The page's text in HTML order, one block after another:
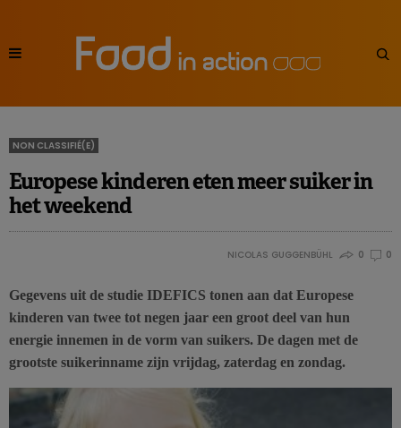
NON CLASSIFIÉ(E)
Europese kinderen eten meer suiker in
het weekend
NICOLAS GUGGENBÜHL 0 0
Gegevens uit de studie IDEFICS tonen aan dat Europese
kinderen van twee tot negen jaar een groot deel van hun
energie innemen in de vorm van suikers. De dagen met de
grootste suikerinname zijn vrijdag, zaterdag en zondag.